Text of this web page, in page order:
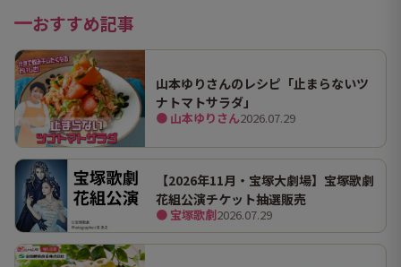
おすすめ記事
山本ゆりさんのレシピ「止まらないツ
ナトマトサラダ」
● 山本ゆりさん2026.07.29
【2026年11月・宝塚大劇場】宝塚歌劇
花組公演チケット抽選販売
● 宝塚歌劇2026.07.29